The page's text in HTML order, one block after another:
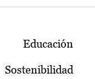
Educación
Sostenibilidad